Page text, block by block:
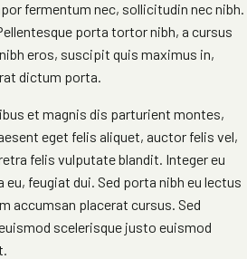
fermentum nec, sollicitudin nec nibh.
porta tortor nibh, a cursus
eros, suscipit quis maximus in,
dictum porta.
et magnis dis parturient montes,
eget felis aliquet, auctor felis vel,
felis vulputate blandit. Integer eu
feugiat dui. Sed porta nibh eu lectus
accumsan placerat cursus. Sed
scelerisque justo euismod